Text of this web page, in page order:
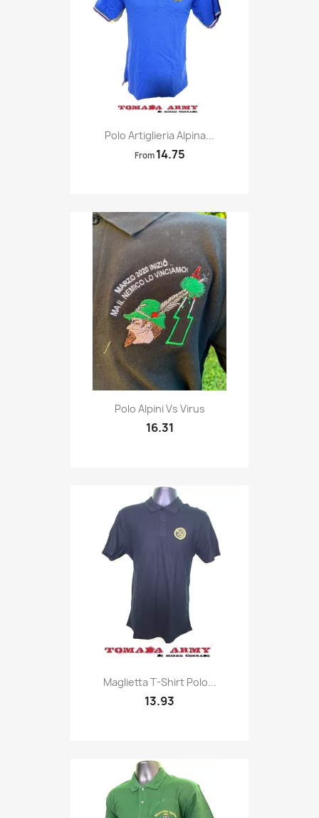
Quick view
Polo Artiglieria Alpina...
From 14.75
 Quick view
Polo Alpini Vs Virus
16.31
Quick view
Maglietta T-Shirt Polo...
13.93